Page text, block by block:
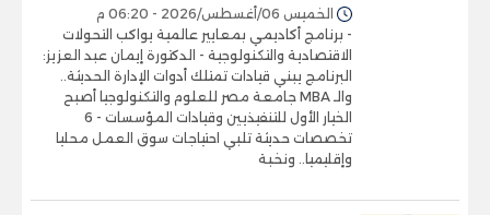
الخميس 06/أغسطس/2026 - 06:20 م
- برنامج أكاديمي بمعايير عالمية يواكب التحولات
الاقتصادية والتكنولوجية - الدكتورة إيمان عبد العزيز:
البرنامج يبني قيادات تمتلك أدوات الإدارة الحديثة..
والـ MBA جامعة مصر للعلوم والتكنولوجيا أصبح
الخيار الأول للتنفيذيين وقيادات المؤسسات - 6
تخصصات حديثة تلبي احتياجات سوق العمل محليا
وإقليميا.. ونخبة